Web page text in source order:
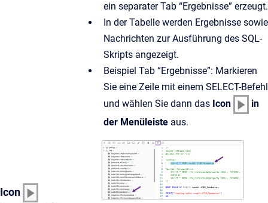
Icon
ein separater Tab “Ergebnisse” erzeugt.
In der Tabelle werden Ergebnisse sowie
Nachrichten zur Ausführung des SQL-
Skripts angezeigt.
Beispiel Tab “Ergebnisse”: Markieren
Sie eine Zeile mit einem SELECT-Befehl
und wählen Sie dann das Icon
in
der Menüleiste aus.